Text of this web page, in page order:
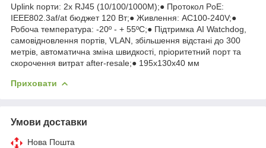
Uplink порти: 2x RJ45 (10/100/1000M);● Протокол PoE:
IEEE802.3af/at бюджет 120 Вт;● Живлення: AC100-240V;●
Робоча температура: -20º - + 55ºC;● Підтримка AI Watchdog,
самовідновлення портів, VLAN, збільшення відстані до 300
метрів, автоматична зміна швидкості, пріоритетний порт та
скорочення витрат after-resale;● 195x130x40 мм
Приховати
Умови доставки
Нова Пошта